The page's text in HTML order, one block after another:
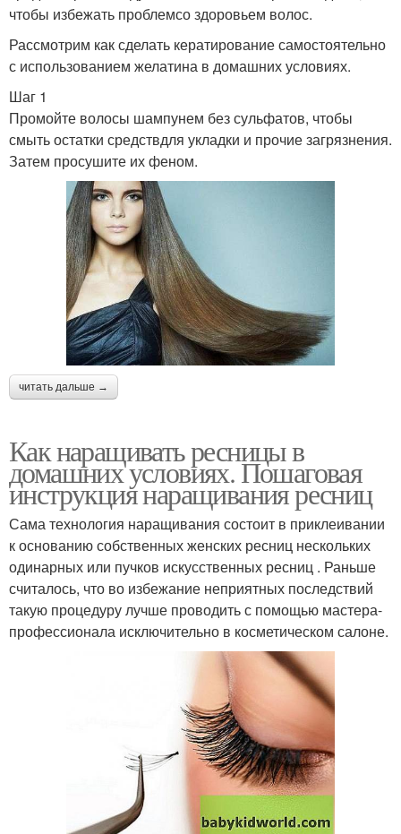
чтобы избежать проблемсо здоровьем волос.
Рассмотрим как сделать кератирование самостоятельно
с использованием желатина в домашних условиях.
Шаг 1
Промойте волосы шампунем без сульфатов, чтобы
смыть остатки средствдля укладки и прочие загрязнения.
Затем просушите их феном.
читать дальше →
Как наращивать ресницы в
домашних условиях. Пошаговая
инструкция наращивания ресниц
Сама технология наращивания состоит в приклеивании
к основанию собственных женских ресниц нескольких
одинарных или пучков искусственных ресниц . Раньше
считалось, что во избежание неприятных последствий
такую процедуру лучше проводить с помощью мастера-
профессионала исключительно в косметическом салоне.